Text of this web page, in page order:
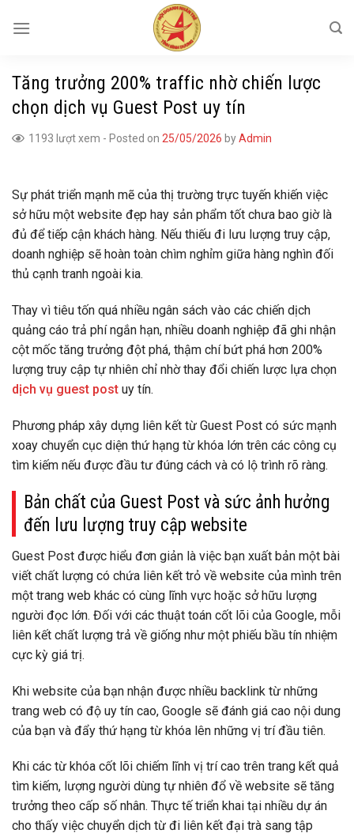
Tăng trưởng 200% traffic nhờ chiến lược
chọn dịch vụ Guest Post uy tín
1193 lượt xem - Posted on 25/05/2026 byAdmin
Sự phát triển mạnh mẽ của thị trường trực tuyến khiến việc
sở hữu một website đẹp hay sản phẩm tốt chưa bao giờ là
đủ để tiếp cận khách hàng. Nếu thiếu đi lưu lượng truy cập,
doanh nghiệp sẽ hoàn toàn chìm nghỉm giữa hàng nghìn đối
thủ cạnh tranh ngoài kia.
Thay vì tiêu tốn quá nhiều ngân sách vào các chiến dịch
quảng cáo trả phí ngắn hạn, nhiều doanh nghiệp đã ghi nhận
cột mốc tăng trưởng đột phá, thậm chí bứt phá hơn 200%
lượng truy cập tự nhiên chỉ nhờ thay đổi chiến lược lựa chọn
dịch vụ guest post uy tín.
Phương pháp xây dựng liên kết từ Guest Post có sức mạnh
xoay chuyển cục diện thứ hạng từ khóa lớn trên các công cụ
tìm kiếm nếu được đầu tư đúng cách và có lộ trình rõ ràng.
Bản chất của Guest Post và sức ảnh hưởng
đến lưu lượng truy cập website
Guest Post được hiểu đơn giản là việc bạn xuất bản một bài
viết chất lượng có chứa liên kết trỏ về website của mình trên
một trang web khác có cùng lĩnh vực hoặc sở hữu lượng
người đọc lớn. Đối với các thuật toán cốt lõi của Google, mỗi
liên kết chất lượng trả về giống như một phiếu bầu tín nhiệm
cực kỳ giá trị.
Khi website của bạn nhận được nhiều backlink từ những
trang web có độ uy tín cao, Google sẽ đánh giá cao nội dung
của bạn và đẩy thứ hạng từ khóa lên những vị trí đầu tiên.
Khi các từ khóa cốt lõi chiếm lĩnh vị trí cao trên trang kết quả
tìm kiếm, lượng người dùng tự nhiên đổ về website sẽ tăng
trưởng theo cấp số nhân. Thực tế triển khai tại nhiều dự án
cho thấy việc chuyển dịch từ đi liên kết đại trà sang tập